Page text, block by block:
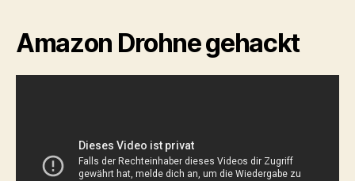
Amazon Drohne gehackt